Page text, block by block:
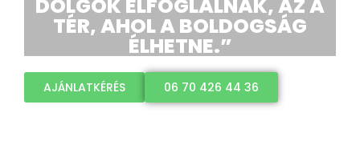
DOLGOK ELFOGLALNAK, AZ A
TÉR, AHOL A BOLDOGSÁG
ÉLHETNE.”
AJÁNLATKÉRÉS 06 70 426 44 36